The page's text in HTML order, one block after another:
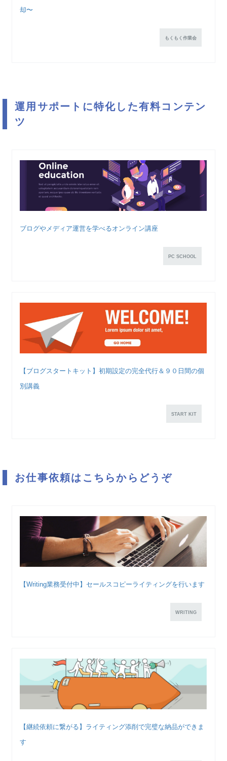
却〜
もくもく作業会
運用サポートに特化した有料コンテン
ツ
ブログやメディア運営を学べるオンライン講座
PC SCHOOL
【ブログスタートキット】初期設定の完全代行＆９０日間の個
別講義
START KIT
お仕事依頼はこちらからどうぞ
【Writing業務受付中】セールスコピーライティングを行います
WRITING
【継続依頼に繋がる】ライティング添削で完璧な納品ができま
す